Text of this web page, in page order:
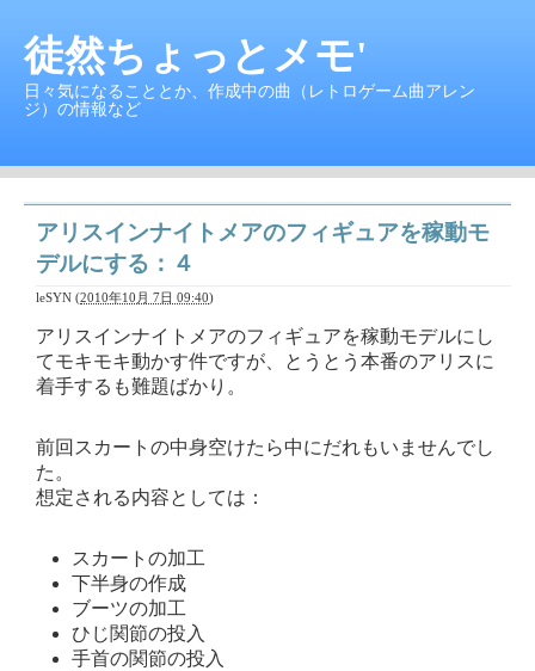
徒然ちょっとメモ'
日々気になることとか、作成中の曲（レトロゲーム曲アレン
ジ）の情報など
アリスインナイトメアのフィギュアを稼動モ
デルにする：４
leSYN (2010年10月 7日 09:40)
アリスインナイトメアのフィギュアを稼動モデルにし
てモキモキ動かす件ですが、とうとう本番のアリスに
着手するも難題ばかり。
前回スカートの中身空けたら中にだれもいませんでし
た。
想定される内容としては：
スカートの加工
下半身の作成
ブーツの加工
ひじ関節の投入
手首の関節の投入